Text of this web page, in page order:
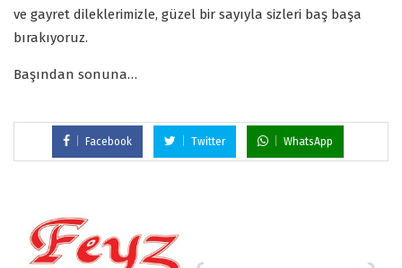
ve gayret dileklerimizle, güzel bir sayıyla sizleri baş başa
bırakıyoruz.
Başından sonuna…
Facebook Twitter WhatsApp